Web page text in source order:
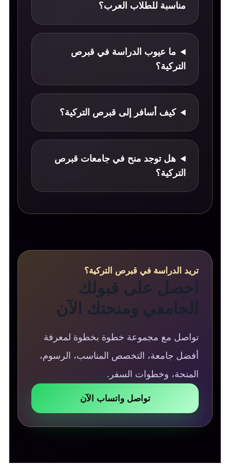
مناسبة للطلاب العرب؟
ما عيوب الدراسة في قبرص
التركية؟
كيف أسافر إلى قبرص التركية؟
هل توجد منح في جامعات قبرص
التركية؟
تريد الدراسة في قبرص التركية؟
احصل على قبولك
الجامعي ومنحتك الآن
تواصل مع مجموعة خطوة بخطوة لمعرفة
أفضل جامعة، التخصص المناسب، الرسوم،
المنحة، وخطوات السفر.
تواصل واتساب الآن